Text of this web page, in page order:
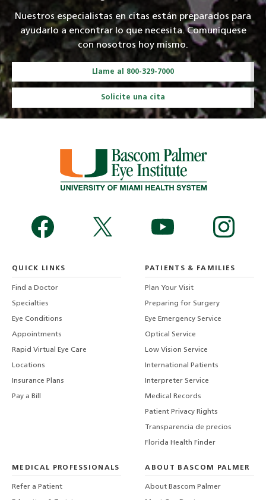
Nuestros especialistas en citas están preparados para
ayudarlo a encontrar lo que necesita. Comuníquese
con nosotros hoy mismo.
Llame al 800-329-7000
Solicite una cita
QUICK LINKS
Find a Doctor
Specialties
Eye Conditions
Appointments
Rapid Virtual Eye Care
Locations
Insurance Plans
Pay a Bill
PATIENTS & FAMILIES
Plan Your Visit
Preparing for Surgery
Eye Emergency Service
Optical Service
Low Vision Service
International Patients
Interpreter Service
Medical Records
Patient Privacy Rights
Transparencia de precios
Florida Health Finder
MEDICAL PROFESSIONALS
Refer a Patient
ABOUT BASCOM PALMER
About Bascom Palmer